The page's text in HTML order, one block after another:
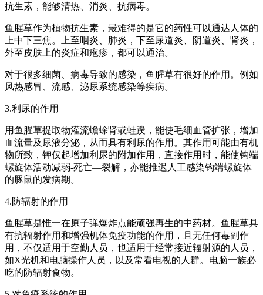
抗生素，能够清热、消炎、抗病毒。
鱼腥草作为植物抗生素，最难得的是它的药性可以通达人体的
上中下三焦。上至咽炎、肺炎，下至尿道炎、阴道炎、肾炎，
外至皮肤上的炎症和疱疹，都可以通治。
对于很多细菌、病毒导致的感染，鱼腥草有很好的作用。例如
风热感冒、流感、泌尿系统感染等疾病。
3.利尿的作用
用鱼腥草提取物灌流蟾蜍肾或蛙蹼，能使毛细血管扩张，增加
血流量及尿液分泌，从而具有利尿的作用。其作用可能由有机
物所致，钾仅起增加利尿的附加作用，直接作用时，能使钩端
螺旋体活动减弱-死亡—裂解，亦能推迟人工感染钩端螺旋体
的豚鼠的发病期。
4.防辐射的作用
鱼腥草是惟一在原子弹爆炸点能顽强再生的中药材。鱼腥草具
有抗辐射作用和增强机体免疫功能的作用，且无任何毒副作
用，不仅适用于空勤人员，也适用于经常接近辐射源的人员，
如X光机和电脑操作人员，以及常看电视的人群。电脑一族必
吃的防辐射食物。